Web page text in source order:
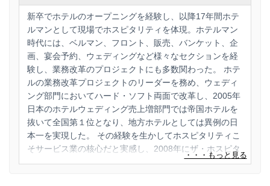
新卒でホテルのオープニングを経験し、以降17年間ホテ
ルマンとして現場でホスピタリティを体現。 ホテルマン
時代には、ベルマン、フロント、販売、バンケット、企
画、宴会予約、ウェディングなど様々なセクションを経
験し、業務改革のプロジェクトにも多数関わった。 ホテ
ルの業務改革プロジェクトのリーダーを務め、ウェディ
ング部門においてハード・ソフト両面で改革し、2005年
日本のホテルウェディング売上増部門では帝国ホテルを
抜いて全国第１位となり、地方ホテルとしては異例の日
本一を実現した。 その経験を生かしてホスピタリティこ
そサービス業の核心だと実感し、2008年にザ・ホスピタ
リティチーム株式会社を開業。 いかにハードが良くても